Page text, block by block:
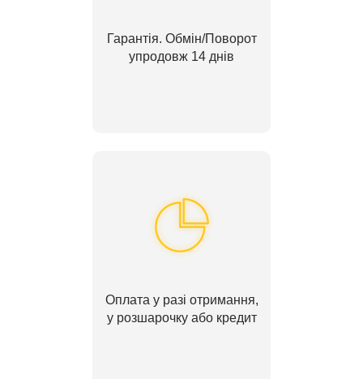
Гарантія. Обмін/Поворот
упродовж 14 днів
Оплата у разі отримання,
у розшарочку або кредит